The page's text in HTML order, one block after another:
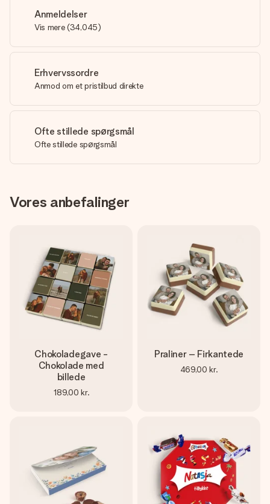
Anmeldelser
Vis mere (34,045)
Erhvervssordre
Anmod om et pristilbud direkte
Ofte stillede spørgsmål
Ofte stillede spørgsmål
Vores anbefalinger
Chokoladegave -
Chokolade med
billede
189,00 kr.
Praliner – Firkantede
469,00 kr.